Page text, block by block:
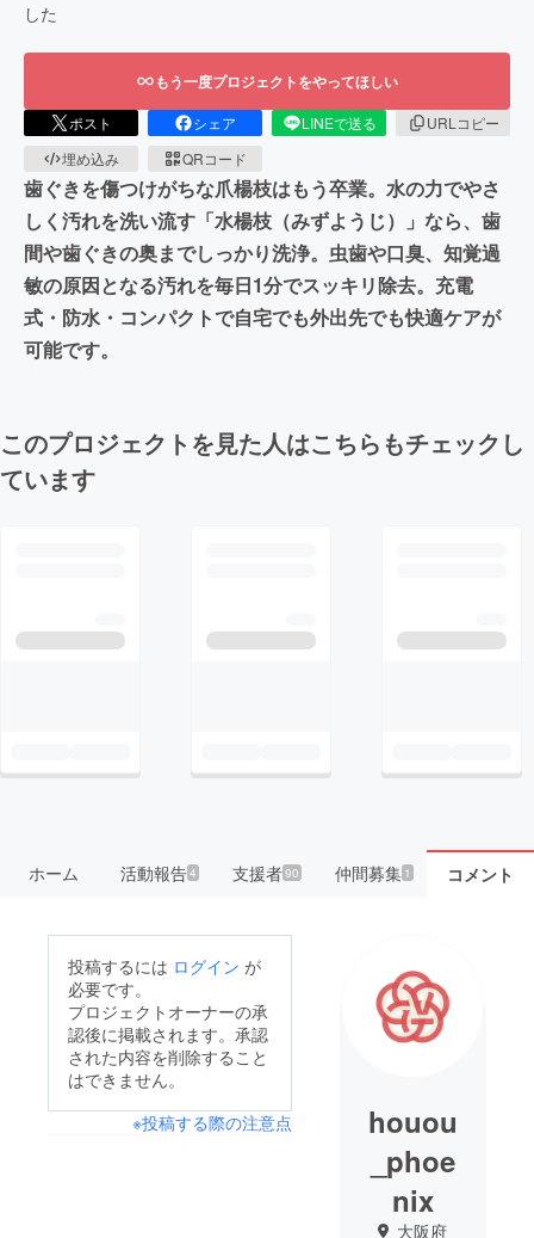
した
もう一度プロジェクトをやってほしい
ポスト シェア LINEで送る
URLコピー
埋め込み
QRコード
歯ぐきを傷つけがちな爪楊枝はもう卒業。水の力でやさ
しく汚れを洗い流す「水楊枝（みずようじ）」なら、歯
間や歯ぐきの奥までしっかり洗浄。虫歯や口臭、知覚過
敏の原因となる汚れを毎日1分でスッキリ除去。充電
式・防水・コンパクトで自宅でも外出先でも快適ケアが
可能です。
このプロジェクトを見た人はこちらもチェックし
ています
ホーム 活動報告4 支援者90 仲間募集 1 コメント
投稿するには ログイン が
必要です。
プロジェクトオーナーの承
認後に掲載されます。承認
された内容を削除すること
はできません。
※投稿する際の注意点
houou
_phoe
nix
大阪府